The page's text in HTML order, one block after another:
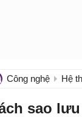
Công nghệ Hệ
sao